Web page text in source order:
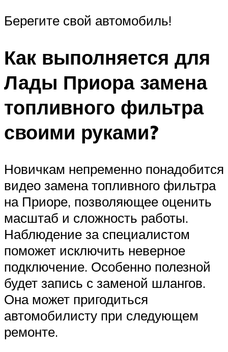
Берегите свой автомобиль!
Как выполняется для
Лады Приора замена
топливного фильтра
своими руками?
Новичкам непременно понадобится
видео замена топливного фильтра
на Приоре, позволяющее оценить
масштаб и сложность работы.
Наблюдение за специалистом
поможет исключить неверное
подключение. Особенно полезной
будет запись с заменой шлангов.
Она может пригодиться
автомобилисту при следующем
ремонте.